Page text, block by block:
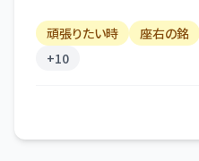
頑張りたい時 座右の銘
+10